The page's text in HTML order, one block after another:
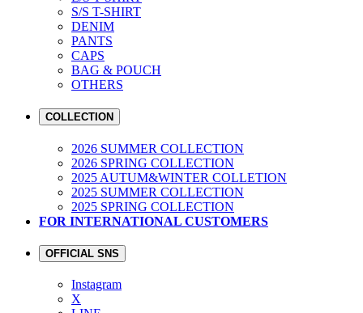
S/S T-SHIRT
DENIM
PANTS
CAPS
BAG & POUCH
OTHERS
COLLECTION
2026 SUMMER COLLECTION
2026 SPRING COLLECTION
2025 AUTUM&WINTER COLLETION
2025 SUMMER COLLECTION
2025 SPRING COLLECTION
FOR INTERNATIONAL CUSTOMERS
OFFICIAL SNS
Instagram
X